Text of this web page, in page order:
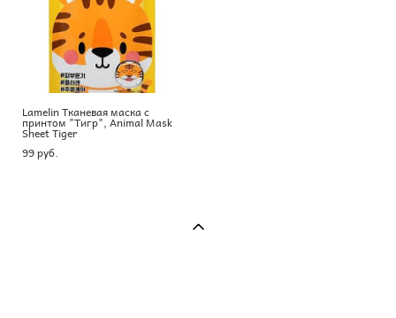
Lamelin Тканевая маска с
принтом "Тигр", Animal Mask
Sheet Tiger
99 pуб.